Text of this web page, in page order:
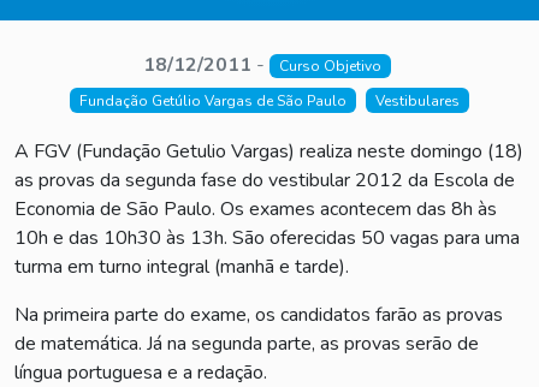
18/12/2011 -
Curso Objetivo
Fundação Getúlio Vargas de São Paulo
Vestibulares
A FGV (Fundação Getulio Vargas) realiza neste domingo (18)
as provas da segunda fase do vestibular 2012 da Escola de
Economia de São Paulo. Os exames acontecem das 8h às
10h e das 10h30 às 13h. São oferecidas 50 vagas para uma
turma em turno integral (manhã e tarde).
Na primeira parte do exame, os candidatos farão as provas
de matemática. Já na segunda parte, as provas serão de
língua portuguesa e a redação.